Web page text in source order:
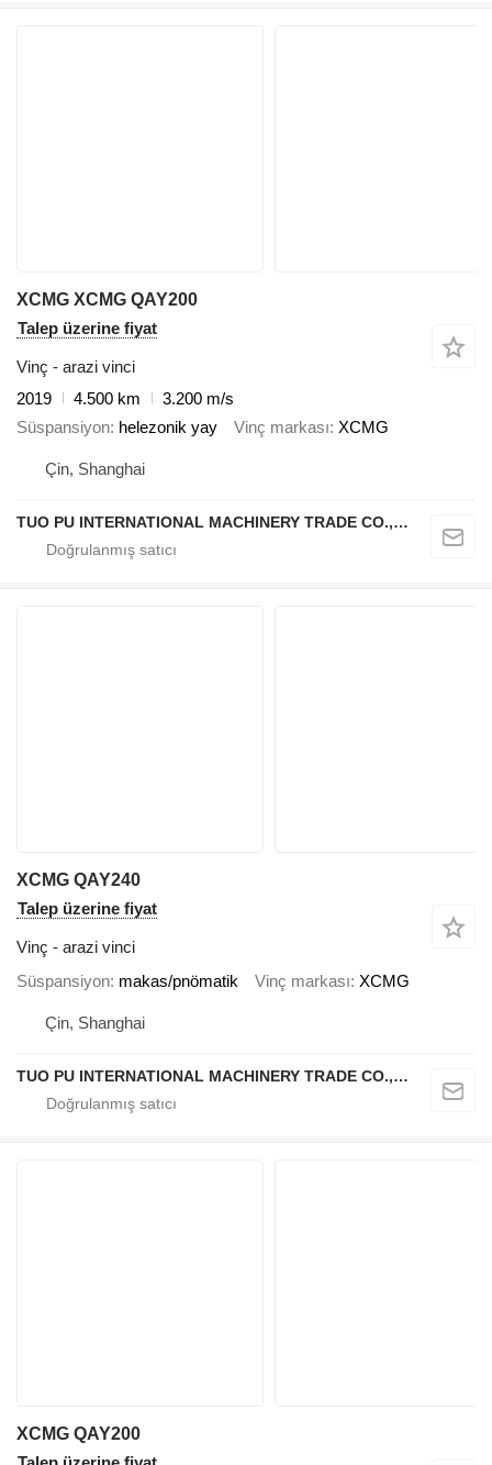
XCMG XCMG QAY200
Talep üzerine fiyat
Vinç - arazi vinci
2019
4.500 km
3.200 m/s
Süspansiyon helezonik yay Vinç markası XCMG
Çin, Shanghai
TUO PU INTERNATIONAL MACHINERY TRADE CO., LTD
XCMG QAY240
Talep üzerine fiyat
Vinç - arazi vinci
Süspansiyon makas/pnömatik Vinç markası XCMG
Çin, Shanghai
TUO PU INTERNATIONAL MACHINERY TRADE CO., LTD
XCMG QAY200